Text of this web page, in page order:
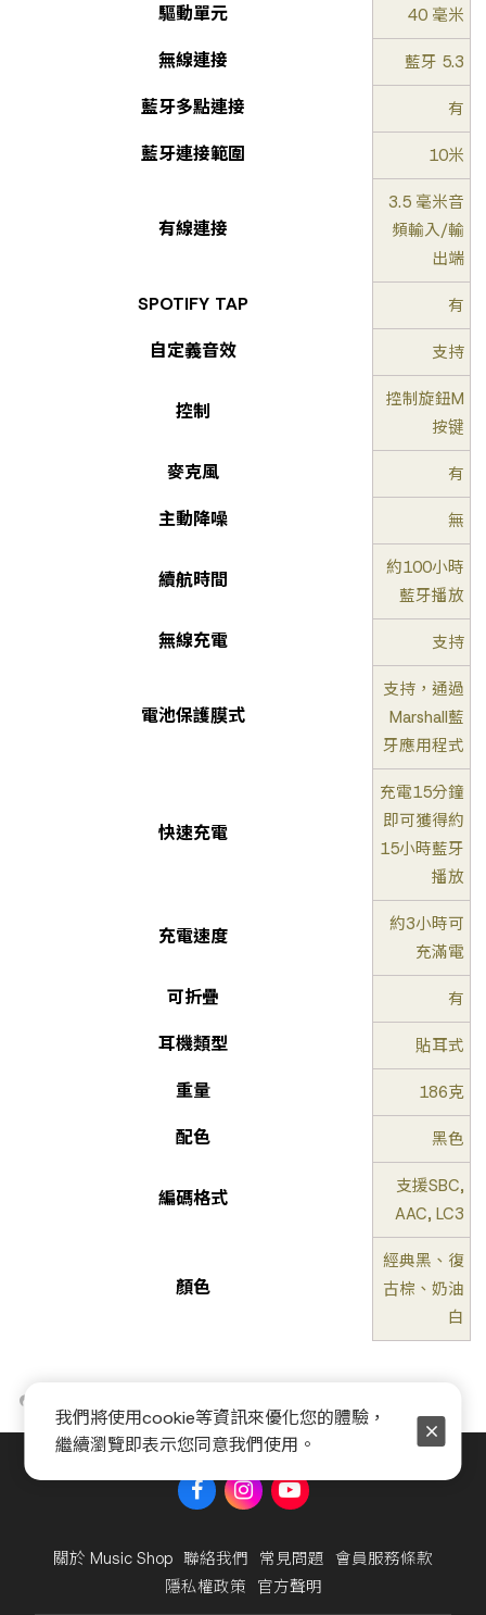
驅動單元 40 毫米
無線連接 藍牙 5.3
藍牙多點連接 有
藍牙連接範圍 10米
有線連接
3.5 毫米音
頻輸入/輸
出端
SPOTIFY TAP 有
自定義音效 支持
控制
控制旋鈕M
按键
麥克風 有
主動降噪 無
續航時間
約100小時
藍牙播放
無線充電 支持
電池保護膜式
支持，通過
Marshall藍
牙應用程式
快速充電
充電15分鐘
即可獲得約
15小時藍牙
播放
充電速度
約3小時可
充滿電
可折疊 有
耳機類型 貼耳式
重量 186克
配色 黑色
編碼格式
支援SBC,
AAC, LC3
顏色
經典黑、復
古棕、奶油
白
關於 Music Shop 聯絡我們 常見問題 會員服務條款
隱私權政策 官方聲明
我們將使用cookie等資訊來優化您的體驗，
繼續瀏覽即表示您同意我們使用。